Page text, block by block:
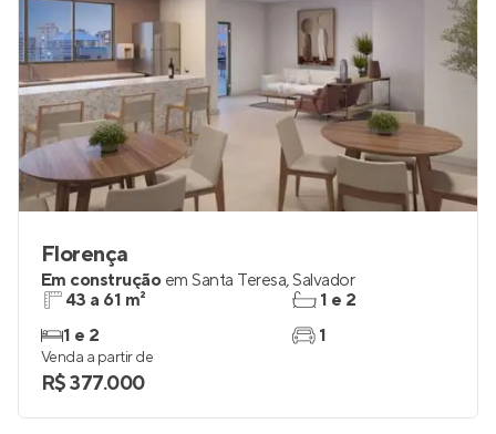
Florença
Em construção em Santa Teresa,Salvador
43 a 61 m²
1 e 2
1 e 2
1
Venda a partir de
R$ 377.000